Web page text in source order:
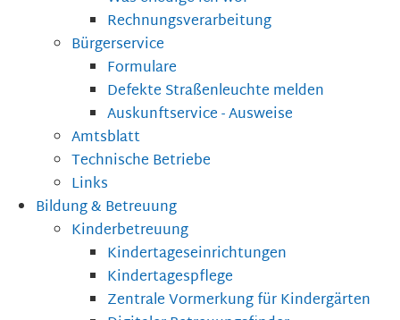
Rechnungsverarbeitung
Bürgerservice
Formulare
Defekte Straßenleuchte melden
Auskunftservice - Ausweise
Amtsblatt
Technische Betriebe
Links
Bildung & Betreuung
Kinderbetreuung
Kindertageseinrichtungen
Kindertagespflege
Zentrale Vormerkung für Kindergärten